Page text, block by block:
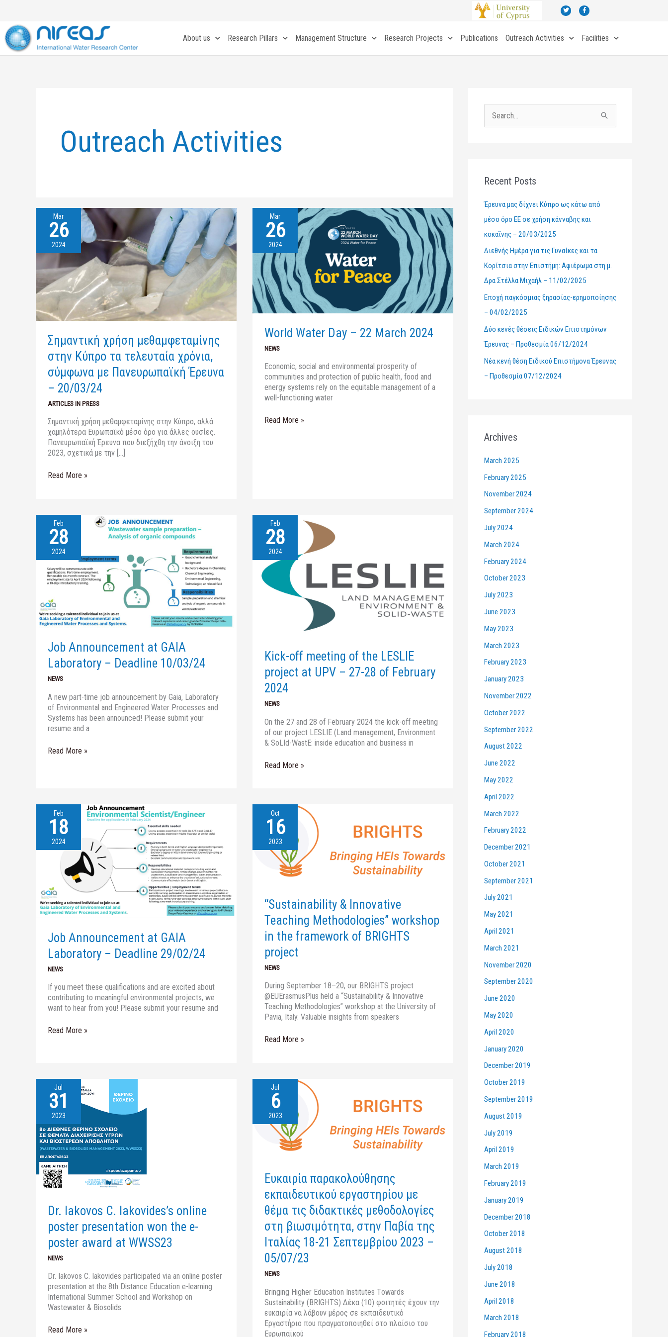
content
T
w
F
a
o
-
About us Research Pillars Management Structure Research Projects Publications Outreach Activities Facilities
Outreach Activities
Mar
26
2024
Σημαντική χρήση μεθαμφεταμίνης
στην Κύπρο τα τελευταία χρόνια,
σύμφωνα με Πανευρωπαϊκή Έρευνα
– 20/03/24
ARTICLES IN PRESS
Σημαντική χρήση μεθαμφεταμίνης στην Κύπρο, αλλά
χαμηλότερα Eυρωπαϊκό μέσο όρο για άλλες ουσίες.
Πανευρωπαϊκή Έρευνα που διεξήχθη την άνοιξη του
2023, σχετικά με την […]
Σημαντική
χρήση
μεθαμφεταμίνης
στην
Κύπρο
τελευταία
χρόνια,
σύμφωνα
με
Έρευνα
20/03/24
Read More »
Mar
26
2024
World Water Day – 22 March 2024
NEWS
Economic, social and environmental prosperity of
communities and protection of public health, food and
energy systems rely on the equitable management of a
well-functioning water
World
Water
Day
–
22
March
2024
Read More »
Feb
28
2024
Job Announcement at GAIA
Laboratory – Deadline 10/03/24
NEWS
A new part-time job announcement by Gaia, Laboratory
of Environmental and Engineered Water Processes and
Systems has been announced! Please submit your
resume and a
Job
Announcement
at
GAIA
Laboratory
–
10/03/24
Read More »
Feb
28
2024
Kick-off meeting of the LESLIE
project at UPV – 27-28 of February
2024
NEWS
On the 27 and 28 of February 2024 the kick-off meeting
of our project LESLIE (Land management, Environment
& SoLId-WastE: inside education and business in
Kick-
off
meeting
of
the
LESLIE
project
of
February
2024
Read More »
Feb
18
2024
Job Announcement at GAIA
Laboratory – Deadline 29/02/24
NEWS
If you meet these qualifications and are excited about
contributing to meaningful environmental projects, we
want to hear from you! Please submit your resume and
Job
Announcement
at
GAIA
Laboratory
Deadline
29/02/24
Read More »
Oct
16
2023
“Sustainability & Innovative
Teaching Methodologies” workshop
in the framework of BRIGHTS
project
NEWS
During September 18–20, our BRIGHTS project
@EUErasmusPlus held a “Sustainability & Innovative
Teaching Methodologies” workshop at the University of
Pavia, Italy. Valuable insights from speakers
“Sustainability
Innovative
Teaching
Methodologies”
workshop
framework
of
BRIGHTS
project
Read More »
Jul
31
2023
Dr. Iakovos C. Iakovides’s online
poster presentation won the e-
poster award at WWSS23
NEWS
Dr. Iakovos C. Iakovides participated via an online poster
presentation at the 8th Distance Education e-learning
International Summer School and Workshop on
Wastewater & Biosolids
Dr.
Iakovos
C.
Iakovides’s
online
poster
presentation
won
the
e-
award
WWSS23
Read More »
Jul
6
2023
Ευκαιρία παρακολούθησης
εκπαιδευτικού εργαστηρίου με
θέμα τις διδακτικές μεθοδολογίες
στη βιωσιμότητα, στην Παβία της
Ιταλίας 18-21 Σεπτεμβρίου 2023 –
05/07/23
NEWS
Bringing Higher Education Institutes Τowards
Sustainability (BRIGHTS) Δέκα (10) φοιτητές έχουν την
ευκαιρία να λάβουν μέρος σε εκπαιδευτικό
Εργαστήριο που πραγματοποιηθεί στο πλαίσιο του
Ευρωπαϊκού
Ευκαιρία
παρακολούθησης
εκπαιδευτικού
εργαστηρίου
μεθοδολογίες
στη
βιωσιμότητα,
στην
της
Ιταλίας
18-
21
Σεπτεμβρίου
–
05/07/23
c
f
o
r
:
Recent Posts
Έρευνα μας δίχνει Κύπρο ως κάτω από
μέσο όρο ΕΕ σε χρήση κάνναβης και
κοκαΐνης – 20/03/2025
Διεθνής Ημέρα για τις Γυναίκες και τα
Κορίτσια στην Επιστήμη: Αφιέρωμα στη μ.
Δρα Στέλλα Μιχαήλ – 11/02/2025
Εποχή παγκόσμιας ξηρασίας-ερημοποίησης
– 04/02/2025
Δύο κενές θέσεις Ειδικών Επιστημόνων
Έρευνας – Προθεσμία 06/12/2024
Νέα κενή θέση Ειδικού Επιστήμονα Έρευνας
– Προθεσμία 07/12/2024
Archives
March 2025
February 2025
November 2024
September 2024
July 2024
March 2024
February 2024
October 2023
July 2023
June 2023
May 2023
March 2023
February 2023
January 2023
November 2022
October 2022
September 2022
August 2022
June 2022
May 2022
April 2022
March 2022
February 2022
December 2021
October 2021
September 2021
July 2021
May 2021
April 2021
March 2021
November 2020
September 2020
June 2020
May 2020
April 2020
January 2020
December 2019
October 2019
September 2019
August 2019
July 2019
April 2019
March 2019
February 2019
January 2019
December 2018
October 2018
August 2018
July 2018
June 2018
April 2018
March 2018
February 2018